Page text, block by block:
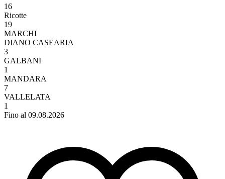
16
Ricotte
19
MARCHI
DIANO CASEARIA
3
GALBANI
1
MANDARA
7
VALLELATA
1
Fino al 09.08.2026